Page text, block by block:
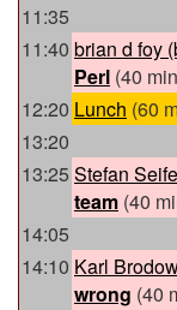
11:35
11:40 brian d foy
Perl‎ (40
12:20 ‎Lunch‎ (60
13:20
13:25 Stefan
team‎ (40
14:05
14:10 Karl
wrong‎ (40